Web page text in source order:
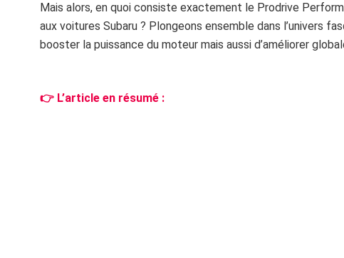
Mais alors, en quoi consiste exactement le Prodrive
aux voitures Subaru ? Plongeons ensemble dans l’univers
booster la puissance du moteur mais aussi d’améliorer
👉 L’article en résumé :